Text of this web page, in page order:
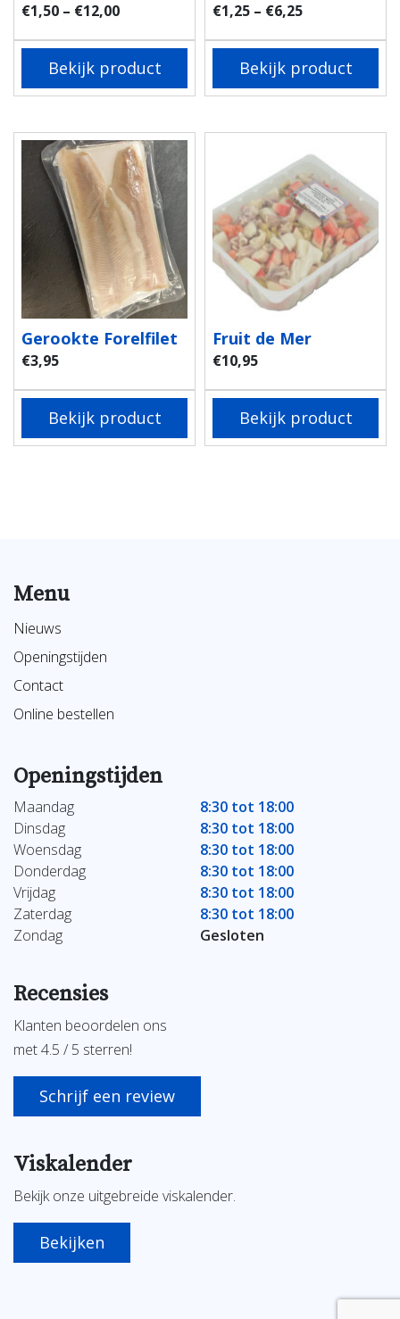
€1,50 – €12,00
Bekijk product
€1,25 – €6,25
Bekijk product
Gerookte Forelfilet
€3,95
Bekijk product
Fruit de Mer
€10,95
Bekijk product
Menu
Nieuws
Openingstijden
Contact
Online bestellen
Openingstijden
Maandag
8:30 tot 18:00
Dinsdag
8:30 tot 18:00
Woensdag
8:30 tot 18:00
Donderdag
8:30 tot 18:00
Vrijdag
8:30 tot 18:00
Zaterdag
8:30 tot 18:00
Zondag
Gesloten
Recensies
Klanten beoordelen ons
met 4.5 / 5 sterren!
Schrijf een review
Viskalender
Bekijk onze uitgebreide viskalender.
Bekijken